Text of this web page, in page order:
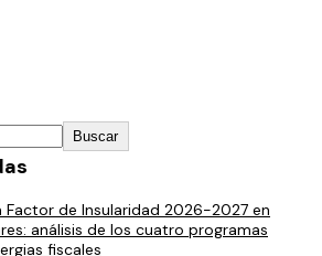
Buscar
Factor de Insularidad 2026-2027 en
análisis de los cuatro programas
fiscales